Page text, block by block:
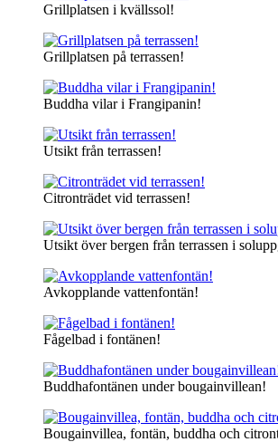
Grillplatsen i kvällssol!
Grillplatsen på terrassen!
Buddha vilar i Frangipanin!
Utsikt från terrassen!
Citronträdet vid terrassen!
Utsikt över bergen från terrassen i
Avkopplande vattenfontän!
Fågelbad i fontänen!
Buddhafontänen under bougainvillean!
Bougainvillea, fontän, buddha och